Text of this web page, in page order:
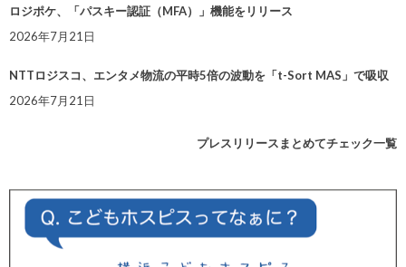
ロジポケ、「パスキー認証（MFA）」機能をリリース
2026年7月21日
NTTロジスコ、エンタメ物流の平時5倍の波動を「t-Sort MAS」で吸収
2026年7月21日
プレスリリースまとめてチェック一覧